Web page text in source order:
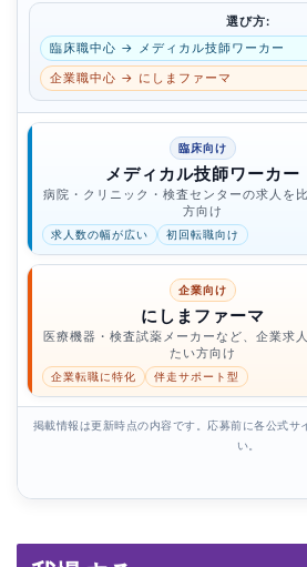
選び方:
臨床職中心 → メディカル技師ワーカー
企業職中心 → にしまファーマ
臨床向け
メディカル技師ワーカー
病院・クリニック・検査センターの求人を
方向け
求人数の幅が広い 初回転職向け
企業向け
にしまファーマ
医療機器・検査試薬メーカーなど、企業求
たい方向け
企業転職に特化 伴走サポート型
掲載情報は更新時点の内容です。応募前に各公式サ
い。